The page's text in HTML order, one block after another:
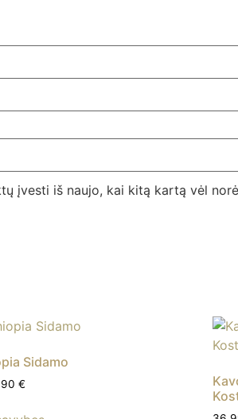
įvesti iš naujo, kai kitą kartą vėl
Sidamo
€Price
11.95 €